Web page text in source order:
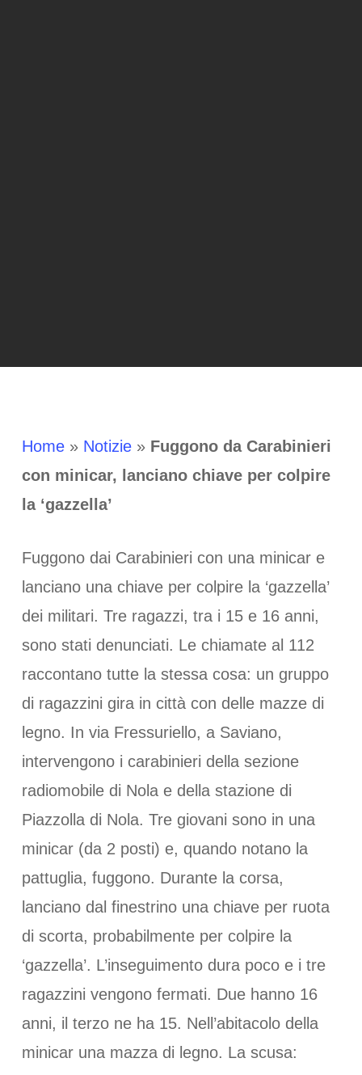
Home» Notizie» Fuggono da Carabinieri
con minicar, lanciano chiave per colpire
la ‘gazzella’
Fuggono dai Carabinieri con una minicar e
lanciano una chiave per colpire la ‘gazzella’
dei militari. Tre ragazzi, tra i 15 e 16 anni,
sono stati denunciati. Le chiamate al 112
raccontano tutte la stessa cosa: un gruppo
di ragazzini gira in città con delle mazze di
legno. In via Fressuriello, a Saviano,
intervengono i carabinieri della sezione
radiomobile di Nola e della stazione di
Piazzolla di Nola. Tre giovani sono in una
minicar (da 2 posti) e, quando notano la
pattuglia, fuggono. Durante la corsa,
lanciano dal finestrino una chiave per ruota
di scorta, probabilmente per colpire la
‘gazzella’. L’inseguimento dura poco e i tre
ragazzini vengono fermati. Due hanno 16
anni, il terzo ne ha 15. Nell’abitacolo della
minicar una mazza di legno. La scusa: